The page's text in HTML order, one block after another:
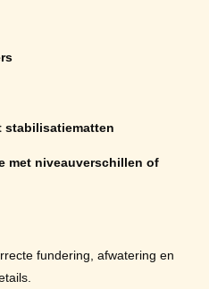
stabilisatiematten
met niveauverschillen of
fundering, afwatering en